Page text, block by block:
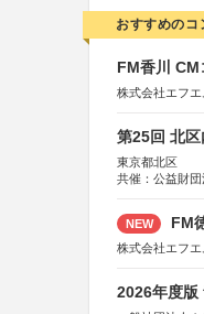
おすすめのコ
FM香川 CM
株式会社エフエ
第25回 北
東京都北区
共催：公益財
協賛：株式会社
NEW FM
株式会社エフエ
2026年度版